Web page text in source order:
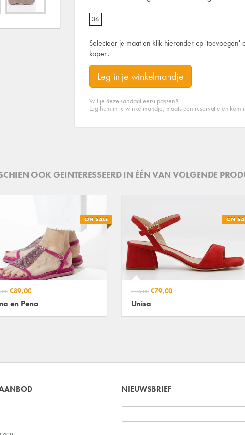
36
Selecteer je maat en klik hieronder op 'toevoegen'
kopen.
Leg in je winkelmandje
Wil je deze sandaal eerst passen?
Leg hem in je winkelmandje, plaats een reservatie en kom
OOK GEINTERESSEERD IN ÉÉN VAN VOLGENDE
ON SALE
€89,00
en Pena
ON
€115,00 €79,00
Unisa
NIEUWSBRIEF